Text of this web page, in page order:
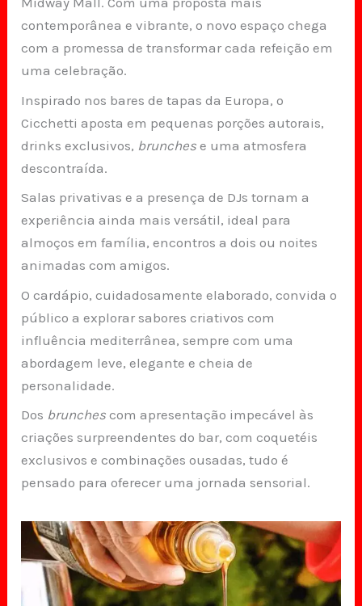
contemporânea e vibrante, o novo espaço chega
com a promessa de transformar cada refeição em
uma celebração.
Inspirado nos bares de tapas da Europa, o
Cicchetti aposta em pequenas porções autorais,
drinks exclusivos, brunches e uma atmosfera
descontraída.
Salas privativas e a presença de DJs tornam a
experiência ainda mais versátil, ideal para
almoços em família, encontros a dois ou noites
animadas com amigos.
O cardápio, cuidadosamente elaborado, convida o
público a explorar sabores criativos com
influência mediterrânea, sempre com uma
abordagem leve, elegante e cheia de
personalidade.
Dos brunches com apresentação impecável às
criações surpreendentes do bar, com coquetéis
exclusivos e combinações ousadas, tudo é
pensado para oferecer uma jornada sensorial.